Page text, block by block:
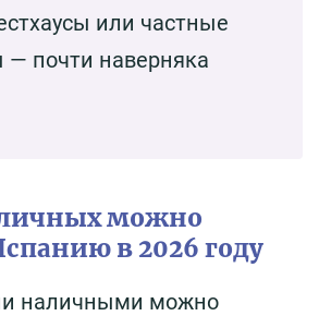
или частные
— почти наверняка
можно
в 2026 году
наличными можно